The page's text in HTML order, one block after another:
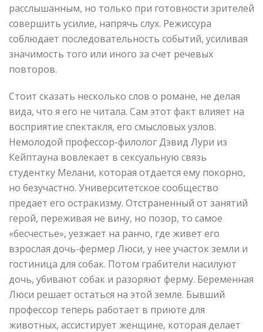
расслышанным, но только при готовности зрителей
совершить усилие, напрячь слух. Режиссура
соблюдает последовательность событий, усиливая
значимость того или иного за счет речевых
повторов.
Стоит сказать несколько слов о романе, не делая
вида, что я его не читала. Сам этот факт влияет на
восприятие спектакля, его смысловых узлов.
Немолодой профессор-филолог Дэвид Лури из
Кейптауна вовлекает в сексуальную связь
студентку Мелани, которая отдается ему покорно,
но безучастно. Университетское сообщество
предает его остракизму. Отстраненный от занятий
герой, переживая не вину, но позор, то самое
«бесчестье», уезжает на ранчо, где живет его
взрослая дочь-фермер Люси, у нее участок земли и
гостиница для собак. Потом грабители насилуют
дочь, убивают собак и разоряют ферму. Беременная
Люси решает остаться на этой земле. Бывший
профессор теперь работает в приюте для
животных, ассистирует женщине, которая делает